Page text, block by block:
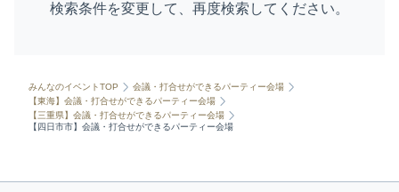
検索条件を変更して、再度検索してください。
みんなのイベントTOP
会議・打合せができるパーティー会場
【東海】会議・打合せができるパーティー会場
【三重県】会議・打合せができるパーティー会場
【四日市市】会議・打合せができるパーティー会場